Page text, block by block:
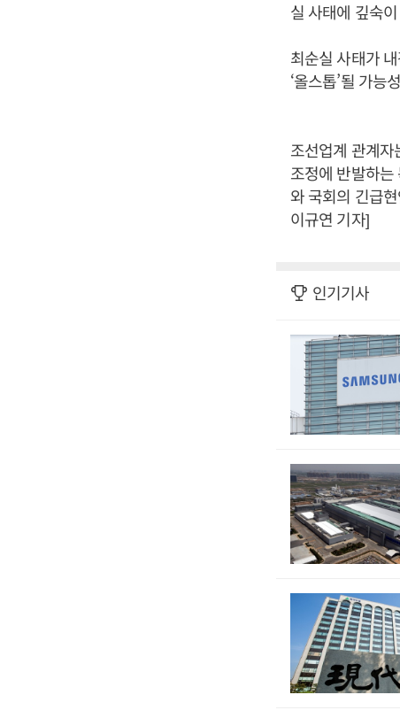
실 사태에 깊숙
최순실 사태가
‘올스톱’될 가능
조선업계 관계
조정에 반발하
와 국회의 긴급
이규연 기자]
인기기사